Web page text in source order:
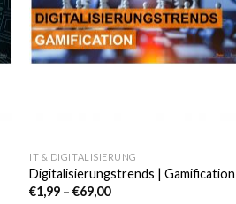
IT & DIGITALISIERUNG
Digitalisierungstrends | Gamification
€1,99 –€69,00